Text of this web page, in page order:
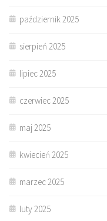
październik 2025
sierpień 2025
lipiec 2025
czerwiec 2025
maj 2025
kwiecień 2025
marzec 2025
luty 2025